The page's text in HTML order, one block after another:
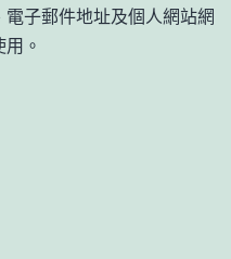
子郵件地址及個人網站網
。